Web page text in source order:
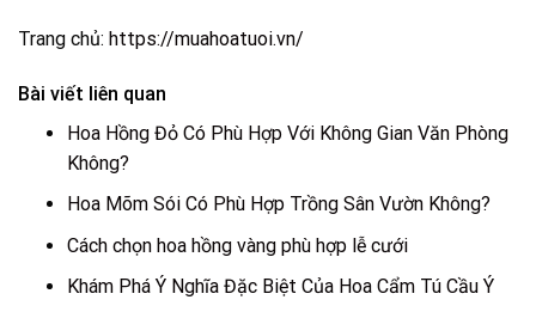
Trang chủ: https://muahoatuoi.vn/
Bài viết liên quan
Hoa Hồng Đỏ Có Phù Hợp Với Không Gian Văn Phòng
Không?
Hoa Mõm Sói Có Phù Hợp Trồng Sân Vườn Không?
Cách chọn hoa hồng vàng phù hợp lễ cưới
Khám Phá Ý Nghĩa Đặc Biệt Của Hoa Cẩm Tú Cầu Ý